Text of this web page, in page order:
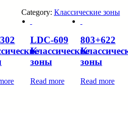
Category: Классические зоны
LDC-609
Классические
зоны
Read more
803+622
зоны
Read more